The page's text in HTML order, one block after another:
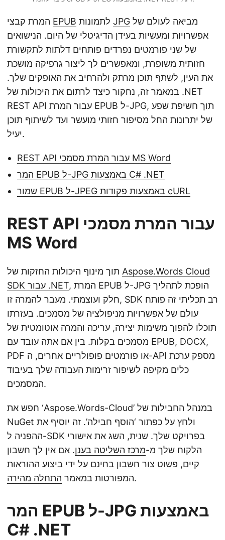
EPUB JPG
אפשרויות ומעשיות בעידן הדיגיטלי של היום. הנישואים
של שני פורמטים נפרדים פותחים דלתות לתקשורת
חזותית משופרת, ומאפשרים לך ליצור גרפיקה מושכת
את העין, לשתף תוכן מרתק ולהרחיב את האופקים שלך.
במאמר זה, נחקור כיצד לרתום את היכולות של .NET
REST API עבור המרת EPUB ל-JPG, תוך חשיפת שפע
של יתרונות החל מסיפור חזותי מועשר ועד לשיתוף תוכן
יעיל.
REST API עבור המרת מסמכי MS Word
המר EPUB ל-JPG באמצעות C# .NET
שמור EPUB ל-JPEG באמצעות פקודות cURL
REST API עבור המרת מסמכי
MS Word
Aspose.Words Cloud
SDK עבור .NET, המרת EPUB ל-JPG הופכת לתהליך
חלק ועוצמתי. מעבר להמרה זו, SDK רב תכליתי זה פותח
עולם של אפשרויות מניפולציה של מסמכים. בעזרתו
תוכלו להפוך משימות יצירה, עריכה והמרה אוטומטית של
מסמכים בקלות. בין אם אתה עובד עם EPUB, DOCX,
PDF או פורמטים פופולריים אחרים, ה-API מספק ערכת
כלים מקיפה לשיפור זרימות העבודה שלך בעיבוד
המסמכים.
חפש את ‘Aspose.Words-Cloud’ במנהל החבילות של
NuGet ולחץ על כפתור ‘הוסף חבילה’. זה יוסיף את
ההפניה ל-SDK בפרויקט שלך. שנית, השג את אישורי
הלקוח שלך מ-מרכז השליטה בענן. אם אין לך חשבון
קיים, פשוט צור חשבון בחינם על ידי ביצוע ההוראות
המפורטות במאמר התחלה מהירה .
המר EPUB ל-JPG באמצעות
C# .NET